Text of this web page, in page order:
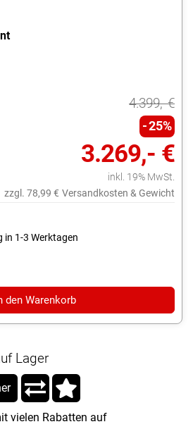
4.399,- €
25%
3.269,- €
inkl. 19% MwSt.
zzgl. 78,99 € Versandkosten & Gewicht
in 1-3 Werktagen
den Warenkorb
Lager
vielen Rabatten auf